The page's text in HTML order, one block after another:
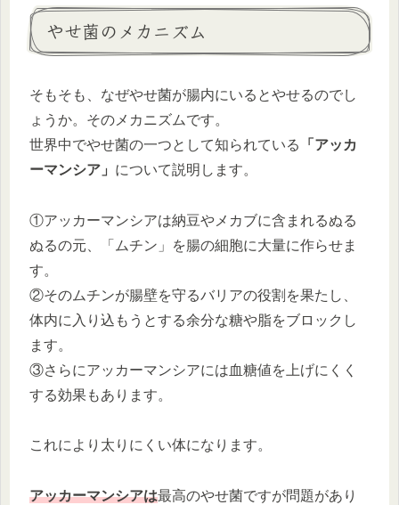
やせ菌のメカニズム
そもそも、なぜやせ菌が腸内にいるとやせるのでし
ょうか。そのメカニズムです。
世界中でやせ菌の一つとして知られている
「アッカ
ーマンシア」 について説明します。
①アッカーマンシアは納豆やメカブに含まれるぬる
ぬるの元、「ムチン」を腸の細胞に大量に作らせま
す。
②そのムチンが腸壁を守るバリアの役割を果たし、
体内に入り込もうとする余分な糖や脂をブロックし
ます。
③さらにアッカーマンシアには血糖値を上げにくく
する効果もあります。
これにより太りにくい体になります。
アッカーマンシアは最高のやせ菌ですが問題があり